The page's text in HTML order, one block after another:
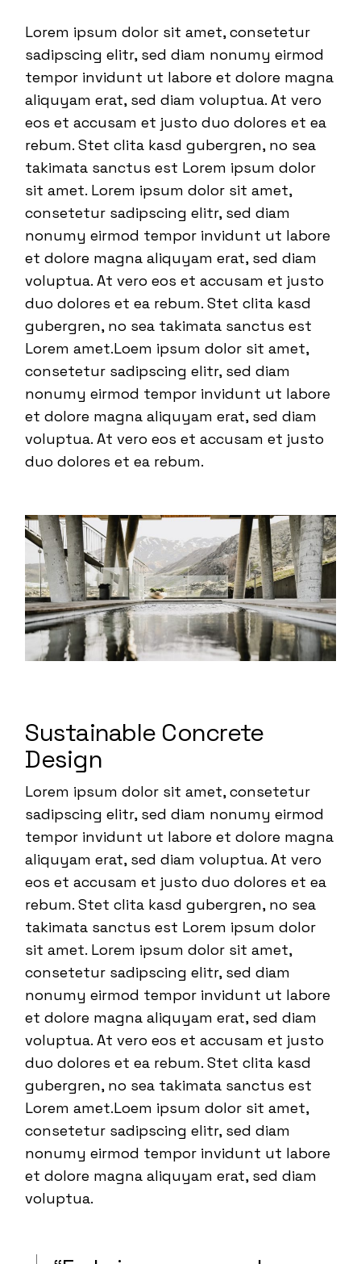
Lorem ipsum dolor sit amet, consetetur
sadipscing elitr, sed diam nonumy eirmod
tempor invidunt ut labore et dolore magna
aliquyam erat, sed diam voluptua. At vero
eos et accusam et justo duo dolores et ea
rebum. Stet clita kasd gubergren, no sea
takimata sanctus est Lorem ipsum dolor
sit amet. Lorem ipsum dolor sit amet,
consetetur sadipscing elitr, sed diam
nonumy eirmod tempor invidunt ut labore
et dolore magna aliquyam erat, sed diam
voluptua. At vero eos et accusam et justo
duo dolores et ea rebum. Stet clita kasd
gubergren, no sea takimata sanctus est
Lorem amet.Loem ipsum dolor sit amet,
consetetur sadipscing elitr, sed diam
nonumy eirmod tempor invidunt ut labore
et dolore magna aliquyam erat, sed diam
voluptua. At vero eos et accusam et justo
duo dolores et ea rebum.
Sustainable Concrete
Design
Lorem ipsum dolor sit amet, consetetur
sadipscing elitr, sed diam nonumy eirmod
tempor invidunt ut labore et dolore magna
aliquyam erat, sed diam voluptua. At vero
eos et accusam et justo duo dolores et ea
rebum. Stet clita kasd gubergren, no sea
takimata sanctus est Lorem ipsum dolor
sit amet. Lorem ipsum dolor sit amet,
consetetur sadipscing elitr, sed diam
nonumy eirmod tempor invidunt ut labore
et dolore magna aliquyam erat, sed diam
voluptua. At vero eos et accusam et justo
duo dolores et ea rebum. Stet clita kasd
gubergren, no sea takimata sanctus est
Lorem amet.Loem ipsum dolor sit amet,
consetetur sadipscing elitr, sed diam
nonumy eirmod tempor invidunt ut labore
et dolore magna aliquyam erat, sed diam
voluptua.